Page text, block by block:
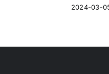
2024-03-